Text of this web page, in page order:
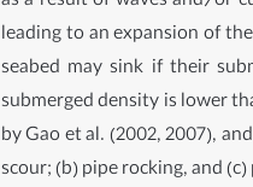
leading to an expansion of
seabed may sink if their
submerged density is lower
by Gao et al. (2002, 2007),
scour; (b) pipe rocking, and